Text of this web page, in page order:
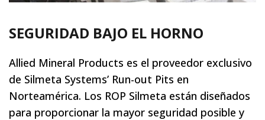
SEGURIDAD BAJO EL HORNO
Allied Mineral Products es el proveedor exclusivo
de Silmeta Systems’ Run-out Pits en
Norteamérica. Los ROP Silmeta están diseñados
para proporcionar la mayor seguridad posible y